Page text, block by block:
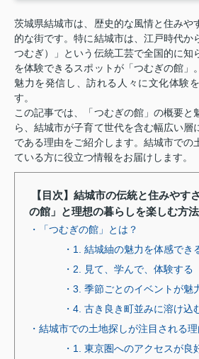
茨城県結城市は、歴史的な風情と住みや
的な街です。特に結城市は、江戸時代か
つむぎ）」という伝統工芸で全国的に知
を体験できるスポットが「つむぎの館」
魅力を発信し、訪れる人々に文化体験
す。
この記事では、「つむぎの館」の概要と
ら、結城市が子育て世代を含む幅広い層
である理由をご紹介します。結城市での
ている方に役立つ情報をお届けします。
【目次】結城市の伝統と住みやす
の館」と理想の暮らしを楽しむ方法
・「つむぎの館」とは？
・1. 結城紬の魅力を体感でき
・2. 見て、学んで、体験する
・3. 季節ごとのイベントが魅
・4. 古き良き町並みに溶け込
・結城市での土地探しが注目される理
・1. 東京圏へのアクセスが良